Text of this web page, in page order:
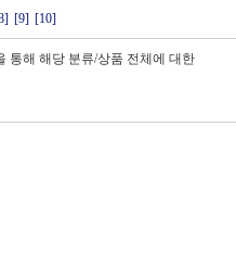
[9] [10]
통해 해당 분류/상품 전체에 대한